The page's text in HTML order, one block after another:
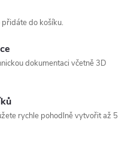
do košíku.
dokumentaci včetně 3D
rychle pohodlně vytvořit až 5